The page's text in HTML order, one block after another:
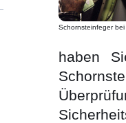
Schornsteinfeger bei
haben